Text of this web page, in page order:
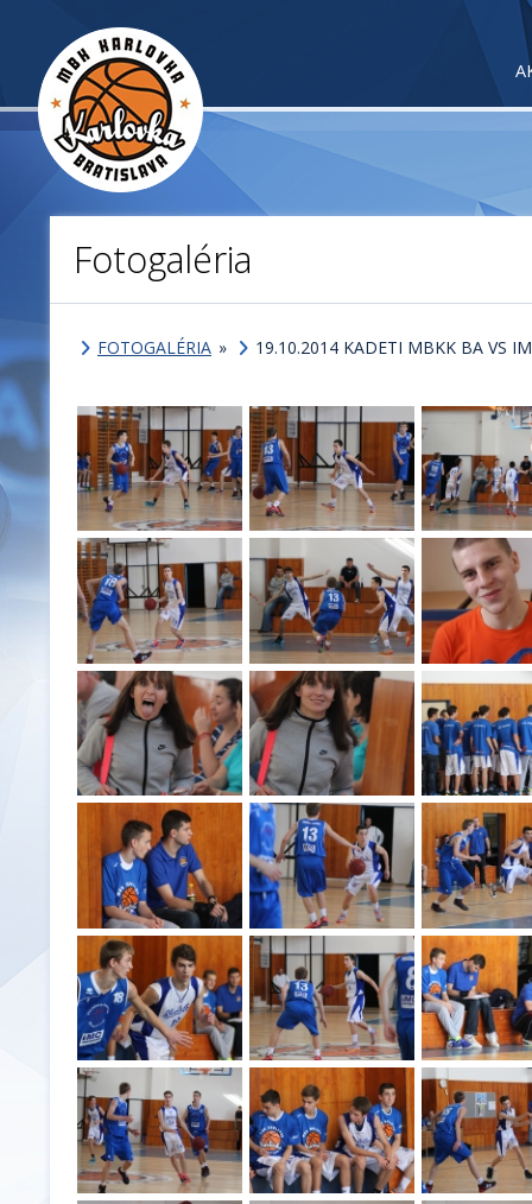
Fotogaléria
FOTOGALÉRIA » 19.10.2014 KADETI MBKK BA VS